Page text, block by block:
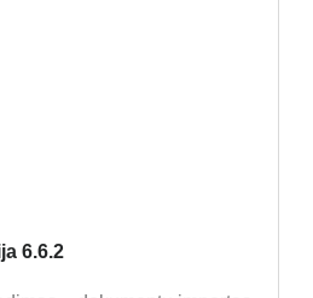
6.6.2